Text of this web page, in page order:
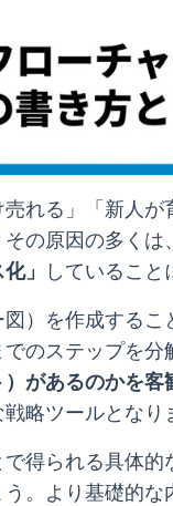
れる」「新人が
の原因の多くは、
」
していること
）を作成するこ
のステップを分
があるのかを客
略ツールとなり
得られる具体的
。より基礎的な